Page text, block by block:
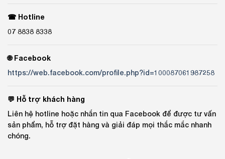
☎ Hotline
07 8838 8338
🌐 Facebook
https://web.facebook.com/profile.php?id=100087061987258
💬 Hỗ trợ khách hàng
Liên hệ hotline hoặc nhắn tin qua Facebook để được tư vấn
sản phẩm, hỗ trợ đặt hàng và giải đáp mọi thắc mắc nhanh
chóng.